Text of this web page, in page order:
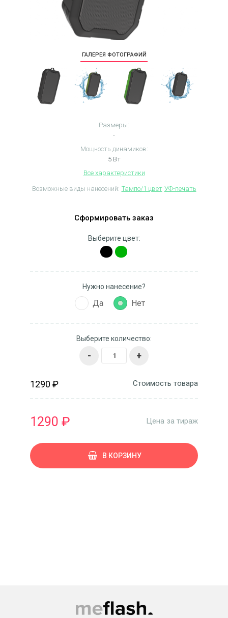
ГАЛЕРЕЯ ФОТОГРАФИЙ
Размеры:
-
Мощность динамиков:
5 Вт
Все характеристики
Возможные виды нанесений: Тампо/1 цвет УФ-печать
Сформировать заказ
Выберите цвет:
Нужно нанесение?
Да Нет
Выберите количество:
- +
1290 ₽ Стоимость товара
1290 ₽ Цена за тираж
В КОРЗИНУ